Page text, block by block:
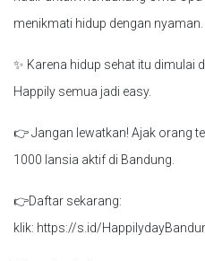
menikmati hidup dengan nyaman.
✨ Karena hidup sehat itu dimulai
Happily semua jadi easy.
👉 Jangan lewatkan! Ajak orang
1000 lansia aktif di Bandung.
👉Daftar sekarang:
klik: https://s.id/